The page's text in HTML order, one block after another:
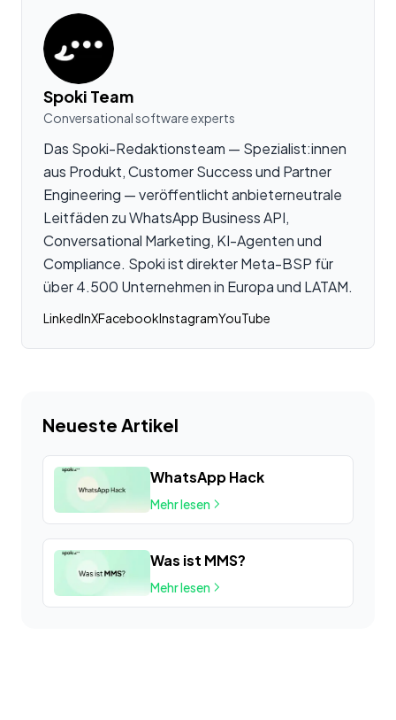
Spoki Team
Conversational software experts
Das Spoki-Redaktionsteam — Spezialist:innen
aus Produkt, Customer Success und Partner
Engineering — veröffentlicht anbieterneutrale
Leitfäden zu WhatsApp Business API,
Conversational Marketing, KI-Agenten und
Compliance. Spoki ist direkter Meta-BSP für
über 4.500 Unternehmen in Europa und LATAM.
LinkedInXFacebookInstagramYouTube
Neueste Artikel
WhatsApp Hack
Mehr lesen
Was ist MMS?
Mehr lesen